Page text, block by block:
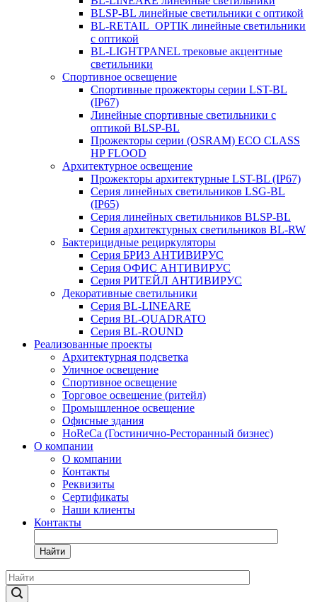
BLSP-BL линейные светильники с оптикой
BL-RETAIL_OPTIK линейные светильники
с оптикой
BL-LIGHTPANEL трековые акцентные
светильники
Спортивное освещение
Спортивные прожекторы серии LST-BL
(IP67)
Линейные спортивные светильники с
оптикой BLSP-BL
Прожекторы серии (OSRAM) ECO CLASS
HP FLOOD
Архитектурное освещение
Прожекторы архитектурные LST-BL (IP67)
Серия линейных светильников LSG-BL
(IP65)
Серия линейных светильников BLSP-BL
Серия архитектурных светильников BL-RW
Бактерицидные рециркуляторы
Серия БРИЗ АНТИВИРУС
Серия ОФИС АНТИВИРУС
Серия РИТЕЙЛ АНТИВИРУС
Декоративные светильники
Серия BL-LINEARE
Серия BL-QUADRATO
Серия BL-ROUND
Реализованные проекты
Архитектурная подсветка
Уличное освещение
Спортивное освещение
Торговое освещение (ритейл)
Промышленное освещение
Офисные здания
HoReCa (Гостинично-Ресторанный бизнес)
О компании
О компании
Контакты
Реквизиты
Сертификаты
Наши клиенты
Контакты
Найти